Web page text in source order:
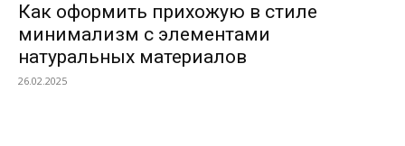
Как оформить прихожую в стиле
минимализм с элементами
натуральных материалов
26.02.2025